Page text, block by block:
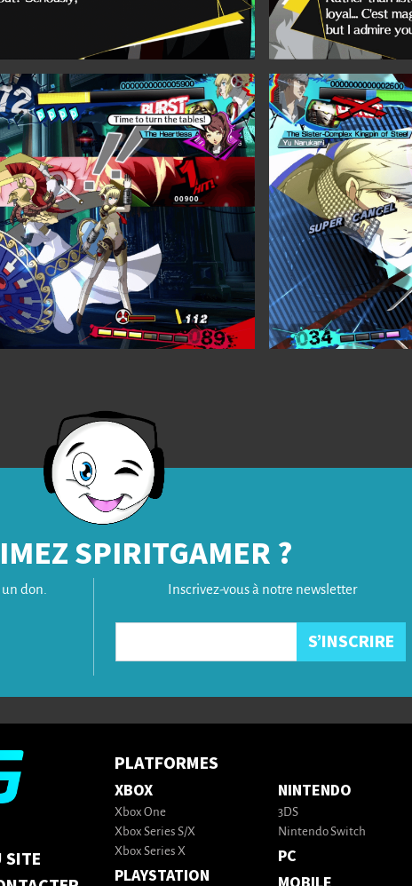
SPIRITGAMER ?
don. Inscrivez-vous à notre newsletter
SITE
PLATFORMES
XBOX
Xbox One
Xbox Series S/X
Xbox Series X
PLAYSTATION
NINTENDO
3DS
Nintendo Switch
PC